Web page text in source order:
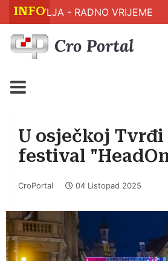
INFO
ZDRAVLJA - RADNO VRIJEME
U osječkoj
festival
CroPortal 04 Listopad 2025